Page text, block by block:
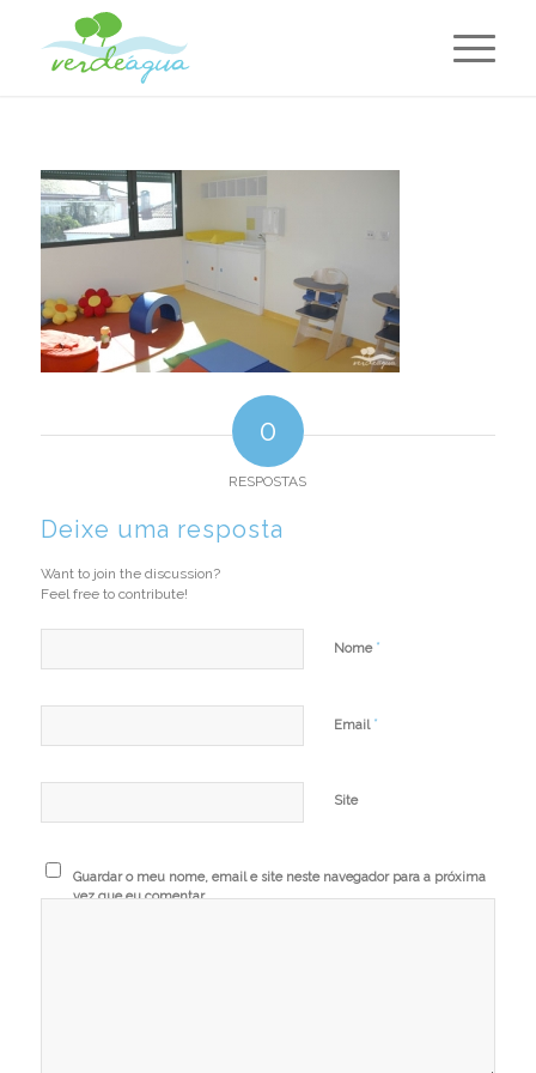
0
RESPOSTAS
Deixe uma resposta
Want to join the discussion?
Feel free to contribute!
Nome *
Email *
Site
Guardar o meu nome, email e site neste navegador para a próxima
vez que eu comentar.